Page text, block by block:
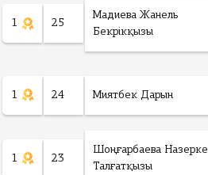
1 25
Мадиева Жанель
Бекрікқызы
1 24 Миятбек Дарын
1 23
Шоңғарбаева Назерке
Талғатқызы